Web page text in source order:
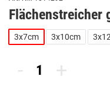
Flächenstreicher
3x7cm 3x10cm
- +